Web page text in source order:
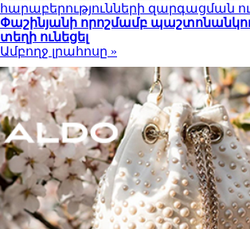
հարաբերությունների զարգացման
Փաշինյանի որոշմամբ
տեղի ունեցել
Ամբողջ լրահոսը »